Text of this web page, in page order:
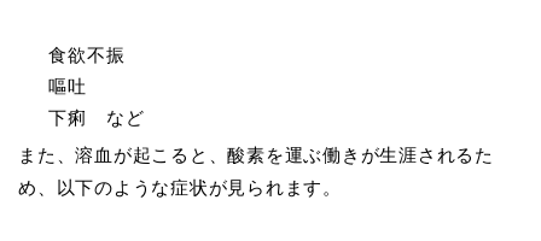
食欲不振
嘔吐
下痢 など
また、溶血が起こると、酸素を運ぶ働きが生涯されるた
め、以下のような症状が見られます。